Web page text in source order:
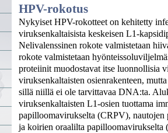
HPV-rokotus
Nykyiset HPV-rokotteet on kehitetty
viruksenkaltaisista keskeisen L1-
Nelivalenssinen rokote valmistetaan
rokote valmistetaan
proteiinit muodostavat itse luonnollisia
viruksenkaltaisten osienrakenteen,
sillä niillä ei ole tarvittavaa DNA:ta.
viruksenkaltaisten L1-osien tuottama
papilloomavirukselta (CRPV),
ja koirien oraalilta papilloomavirukselta